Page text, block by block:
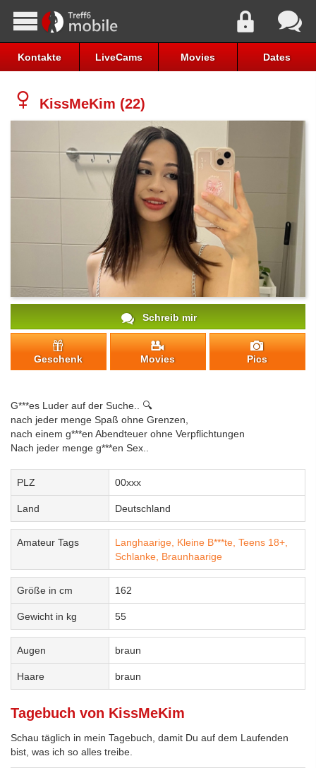
Kontakte LiveCams Movies Dates
KissMeKim (22)
Schreib mir
Geschenk Movies Pics
G***es Luder auf der Suche.. 🔍
nach jeder menge Spaß ohne Grenzen,
nach einem g***en Abendteuer ohne Verpflichtungen
Nach jeder menge g***en Sex..
PLZ 00xxx
Land Deutschland
Amateur Tags Langhaarige, Kleine B***te, Teens 18+,
Schlanke, Braunhaarige
Größe in cm 162
Gewicht in kg 55
Augen braun
Haare braun
Tagebuch von KissMeKim
Schau täglich in mein Tagebuch, damit Du auf dem Laufenden
bist, was ich so alles treibe.